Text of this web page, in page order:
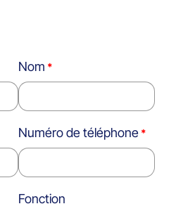
Nom
Numéro de téléphone
Fonction